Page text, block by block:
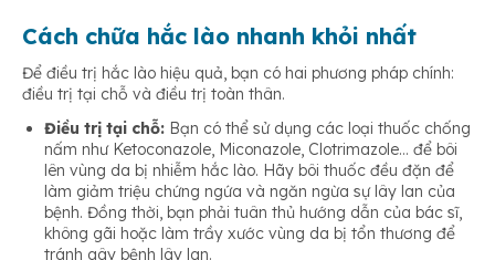
Cách chữa hắc lào nhanh khỏi nhất
Để điều trị hắc lào hiệu quả, bạn có hai phương pháp chính:
điều trị tại chỗ và điều trị toàn thân.
Điều trị tại chỗ: Bạn có thể sử dụng các loại thuốc chống
nấm như Ketoconazole, Miconazole, Clotrimazole… để bôi
lên vùng da bị nhiễm hắc lào. Hãy bôi thuốc đều đặn để
làm giảm triệu chứng ngứa và ngăn ngừa sự lây lan của
bệnh. Đồng thời, bạn phải tuân thủ hướng dẫn của bác sĩ,
không gãi hoặc làm trầy xước vùng da bị tổn thương để
tránh gây bệnh lây lan.